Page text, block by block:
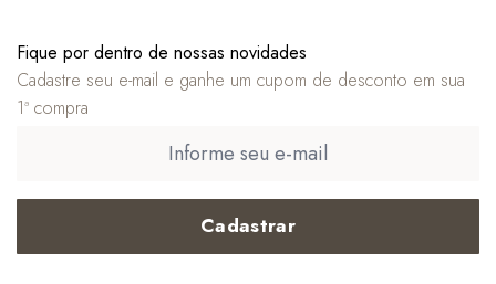
Fique por dentro de nossas novidades
Cadastre seu e-mail e ganhe um cupom de desconto em sua
1ª compra
Cadastrar